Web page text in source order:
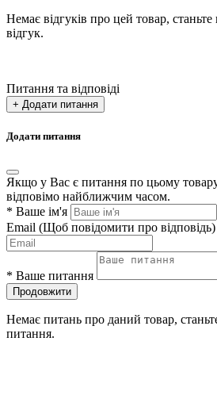
Немає відгуків про цей товар,
відгук.
Питання та відповіді
+ Додати питання
Додати питання
Якщо у Вас є питання по цьому
відповімо найближчим часом.
* Ваше ім'я
Email (Щоб повідомити про відповідь)
* Ваше питання
Продовжити
Немає питань про даний товар,
питання.